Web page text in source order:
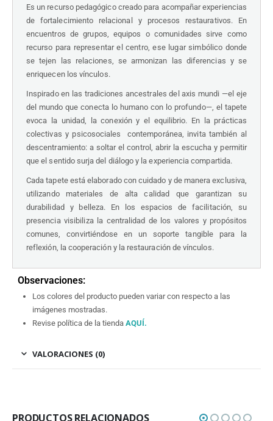
Es un recurso pedagógico creado para acompañar experiencias
de fortalecimiento relacional y procesos restaurativos. En
encuentros de grupos, equipos o comunidades sirve como
recurso para representar el centro, ese lugar simbólico donde
se tejen las relaciones, se armonizan las diferencias y se
enriquecen los vínculos.
Inspirado en las tradiciones ancestrales del axis mundi —el eje
del mundo que conecta lo humano con lo profundo—, el tapete
evoca la unidad, la conexión y el equilibrio. En la prácticas
colectivas y psicosociales contemporánea, invita también al
descentramiento: a soltar el control, abrir la escucha y permitir
que el sentido surja del diálogo y la experiencia compartida.
Cada tapete está elaborado con cuidado y de manera exclusiva,
utilizando materiales de alta calidad que garantizan su
durabilidad y belleza. En los espacios de facilitación, su
presencia visibiliza la centralidad de los valores y propósitos
comunes, convirtiéndose en un soporte tangible para la
reflexión, la cooperación y la restauración de vínculos.
Observaciones:
Los colores del producto pueden variar con respecto a las
imágenes mostradas.
Revise política de la tienda AQUÍ.
VALORACIONES (0)
PRODUCTOS RELACIONADOS